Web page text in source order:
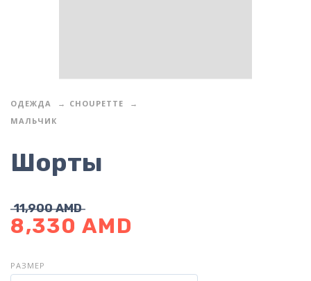
ОДЕЖДА
CHOUPETTE
МАЛЬЧИК
Шорты
11,900AMD
8,330AMD
РАЗМЕР